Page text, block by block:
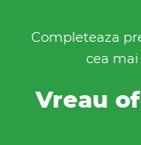
Completeaza
cea
Vreau